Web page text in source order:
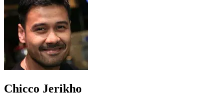
Chicco Jerikho